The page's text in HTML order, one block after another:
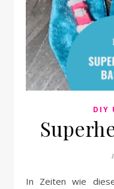
DIY
In Zeiten wie diesen brauchen wir Superhelden,